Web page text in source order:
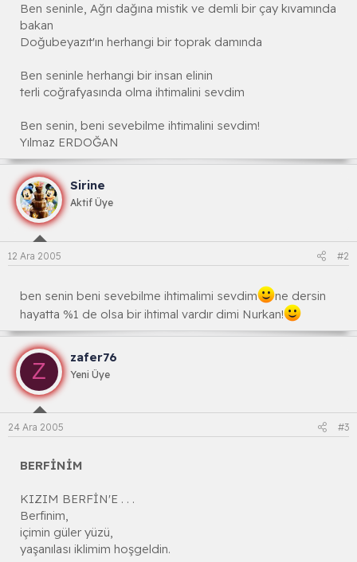
Ben seninle, Ağrı dağına mistik ve demli bir çay kıvamında
bakan
Doğubeyazıt'ın herhangi bir toprak damında
Ben seninle herhangi bir insan elinin
terli coğrafyasında olma ihtimalini sevdim
Ben senin, beni sevebilme ihtimalini sevdim!
Yılmaz ERDOĞAN
Sirine
Aktif Üye
12 Ara 2005 #2
ben senin beni sevebilme ihtimalimi sevdim
ne dersin
hayatta %1 de olsa bir ihtimal vardır dimi Nurkan!
Z
zafer76
Yeni Üye
24 Ara 2005 #3
BERFİNİM
KIZIM BERFİN'E . . .
Berfinim,
içimin güler yüzü,
yaşanılası iklimim hoşgeldin.